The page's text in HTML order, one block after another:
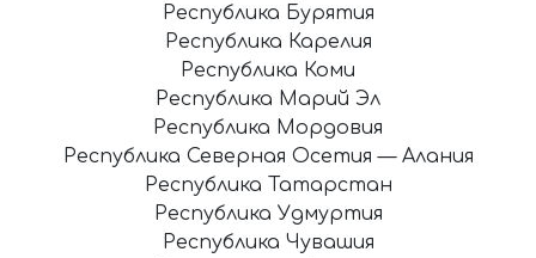
Республика Бурятия
Республика Карелия
Республика Коми
Республика Марий Эл
Республика Мордовия
Республика Северная Осетия — Алания
Республика Татарстан
Республика Удмуртия
Республика Чувашия